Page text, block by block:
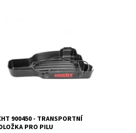
většinu standardních motorových pil.
uchycení k pile.
Skladem 1 ks
14489
900450 - TRANSPORTNÍ
PRO PILU